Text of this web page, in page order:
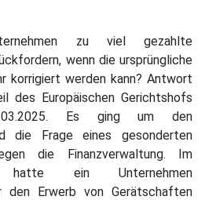
zu viel gezahlte
wenn die ursprüngliche
korrigiert werden kann? Antwort
des Europäischen Gerichtshofs
Es ging um den
die Frage eines gesonderten
die Finanzverwaltung. Im
hatte ein Unternehmen
den Erwerb von Gerätschaften